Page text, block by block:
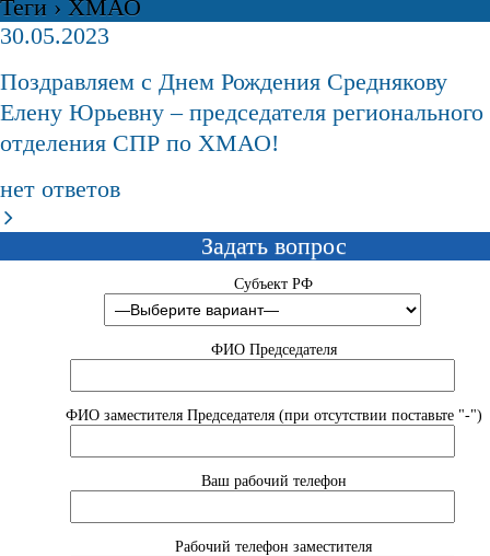
Теги › ХМАО
30.05.2023
Поздравляем с Днем Рождения Среднякову
Елену Юрьевну – председателя регионального
отделения СПР по ХМАО!
нет ответов
Задать вопрос
Субъект РФ
ФИО Председателя
ФИО заместителя Председателя (при отсутствии поставьте "-")
Ваш рабочий телефон
Рабочий телефон заместителя